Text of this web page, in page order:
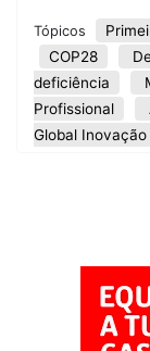
Tópicos
COP28
deficiência
Profissional
Global